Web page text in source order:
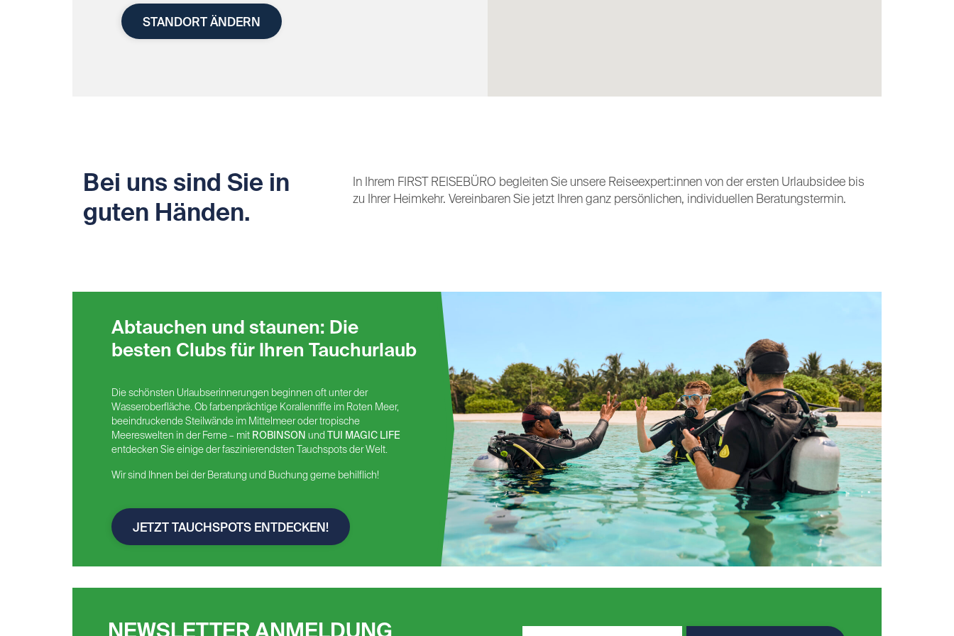
...in der Stadt:
Lyon, Bordeaux, Augsburg, Dublin, ...
...und Spezialistin für Cluburlaub:
Robinson: Apulia, Cala Serena, Sarigerme
Park, Daidalos, Kyllini Beach, Soma Bay,
Landskron, Amade, Fleesensee
Aldiana: Alcaidesa, Andalusien, Djerba
Atlantide, Fuerteventura, Side, Hochkönig,
Salzkammergut, Ampflwang
STANDORT ÄNDERN
Bei uns sind Sie in
guten Händen.
In Ihrem FIRST REISEBÜRO begleiten Sie unsere Reiseexpert:innen von der ersten Urlaubsidee bis
zu Ihrer Heimkehr. Vereinbaren Sie jetzt Ihren ganz persönlichen, individuellen Beratungstermin.
Abtauchen und staunen: Die
besten Clubs für Ihren Tauchurlaub
Die schönsten Urlaubserinnerungen beginnen oft unter der
Wasseroberfläche. Ob farbenprächtige Korallenriffe im Roten Meer,
beeindruckende Steilwände im Mittelmeer oder tropische
Meereswelten in der Ferne – mit ROBINSON und
TUI MAGIC LIFE
entdecken Sie einige der faszinierendsten Tauchspots der Welt.
Wir sind Ihnen bei der Beratung und Buchung gerne behilflich!
JETZT TAUCHSPOTS ENTDECKEN!